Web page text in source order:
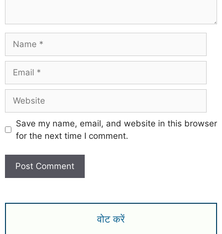
Save my name, email, and website in this browser
for the next time I comment.
वोट करें